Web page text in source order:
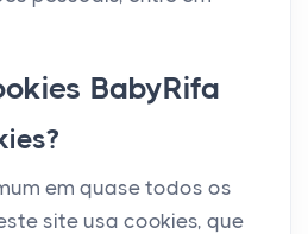
BabyRifa
em quase todos os
site usa cookies, que